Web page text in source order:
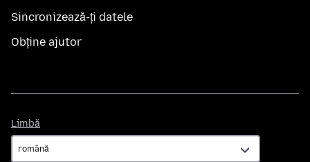
Sincronizează-ți datele
Obține ajutor
Limbă